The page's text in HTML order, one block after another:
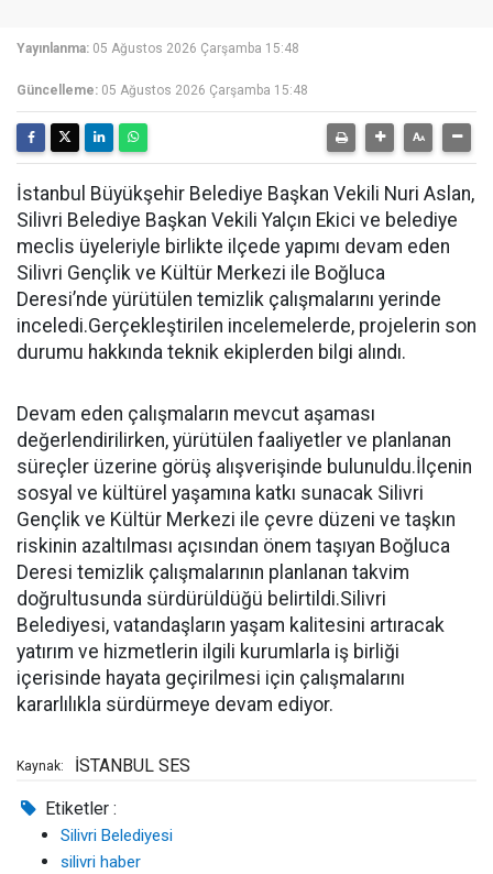
Yayınlanma: 05 Ağustos 2026 Çarşamba 15:48
Güncelleme: 05 Ağustos 2026 Çarşamba 15:48
İstanbul Büyükşehir Belediye Başkan Vekili Nuri Aslan,
Silivri Belediye Başkan Vekili Yalçın Ekici ve belediye
meclis üyeleriyle birlikte ilçede yapımı devam eden
Silivri Gençlik ve Kültür Merkezi ile Boğluca
Deresi’nde yürütülen temizlik çalışmalarını yerinde
inceledi.Gerçekleştirilen incelemelerde, projelerin son
durumu hakkında teknik ekiplerden bilgi alındı.
Devam eden çalışmaların mevcut aşaması
değerlendirilirken, yürütülen faaliyetler ve planlanan
süreçler üzerine görüş alışverişinde bulunuldu.İlçenin
sosyal ve kültürel yaşamına katkı sunacak Silivri
Gençlik ve Kültür Merkezi ile çevre düzeni ve taşkın
riskinin azaltılması açısından önem taşıyan Boğluca
Deresi temizlik çalışmalarının planlanan takvim
doğrultusunda sürdürüldüğü belirtildi.Silivri
Belediyesi, vatandaşların yaşam kalitesini artıracak
yatırım ve hizmetlerin ilgili kurumlarla iş birliği
içerisinde hayata geçirilmesi için çalışmalarını
kararlılıkla sürdürmeye devam ediyor.
Kaynak: İSTANBUL SES
Etiketler :
Silivri Belediyesi
silivri haber